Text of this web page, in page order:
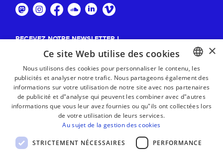
RECEVEZ NOTRE NEWSLETTER !
BASQUE
FRENCH
×
Ce site Web utilise des cookies
Nous utilisons des cookies pour personnaliser le contenu, les
publicités et analyser notre trafic. Nous partageons également des
informations sur votre utilisation de notre site avec nos partenaires
de publicité et d"analyse qui peuvent les combiner avec d"autres
informations que vous leur avez fournies ou qu"ils ont collectées lors
de votre utilisation de leurs services.
Au sujet de la gestion des cookies
STRICTEMENT NÉCESSAIRES PERFORMANCE